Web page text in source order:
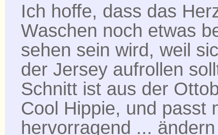
Ich hoffe, dass das
Waschen noch etwas
sehen sein wird, weil
der Jersey aufrollen
Schnitt ist aus der
Cool Hippie, und passt
hervorragend ...